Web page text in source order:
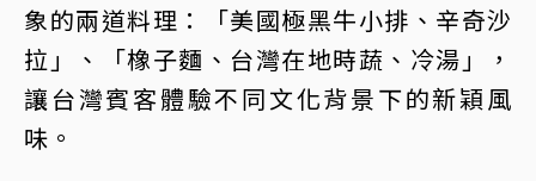
象的兩道料理：「美國極黑牛小排、辛奇沙
拉」、「橡子麵、台灣在地時蔬、冷湯」，
讓台灣賓客體驗不同文化背景下的新穎風
味。